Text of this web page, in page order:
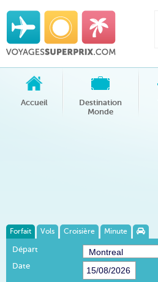
Accueil
Destination
Monde
Forfait Vols Croisière Minute
Départ
Date